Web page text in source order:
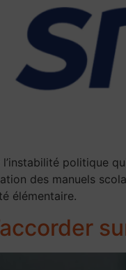
l’instabilité politique
des manuels
élémentaire.